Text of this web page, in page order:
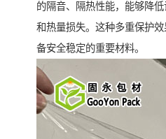
的隔音、隔热性能，能够降
和热量损失。这种多重保护
备安全稳定的重要材料。